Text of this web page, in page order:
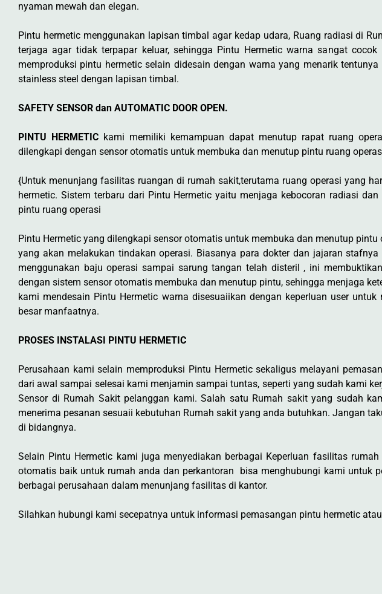
nyaman mewah dan elegan.
Pintu hermetic menggunakan lapisan timbal agar kedap udara, Ruang radiasi di
terjaga agar tidak terpapar keluar, sehingga Pintu Hermetic warna sangat
memproduksi pintu hermetic selain didesain dengan warna yang menarik
stainless steel dengan lapisan timbal.
SAFETY SENSOR dan AUTOMATIC DOOR OPEN.
PINTU HERMETIC kami memiliki kemampuan dapat menutup rapat ruang
dilengkapi dengan sensor otomatis untuk membuka dan menutup pintu ruang
{Untuk menunjang fasilitas ruangan di rumah sakit,terutama ruang operasi yang
hermetic. Sistem terbaru dari Pintu Hermetic yaitu menjaga kebocoran radiasi
pintu ruang operasi
Pintu Hermetic yang dilengkapi sensor otomatis untuk membuka dan menutup
yang akan melakukan tindakan operasi. Biasanya para dokter dan jajaran
menggunakan baju operasi sampai sarung tangan telah disteril , ini
dengan sistem sensor otomatis membuka dan menutup pintu, sehingga menjaga
kami mendesain Pintu Hermetic warna disesuaiikan dengan keperluan user
besar manfaatnya.
PROSES INSTALASI PINTU HERMETIC
Perusahaan kami selain memproduksi Pintu Hermetic sekaligus melayani
dari awal sampai selesai kami menjamin sampai tuntas, seperti yang sudah kami
Sensor di Rumah Sakit pelanggan kami. Salah satu Rumah sakit yang sudah
menerima pesanan sesuaii kebutuhan Rumah sakit yang anda butuhkan. Jangan
di bidangnya.
Selain Pintu Hermetic kami juga menyediakan berbagai Keperluan fasilitas
otomatis baik untuk rumah anda dan perkantoran bisa menghubungi kami untuk
berbagai perusahaan dalam menunjang fasilitas di kantor.
Silahkan hubungi kami secepatnya untuk informasi pemasangan pintu hermetic